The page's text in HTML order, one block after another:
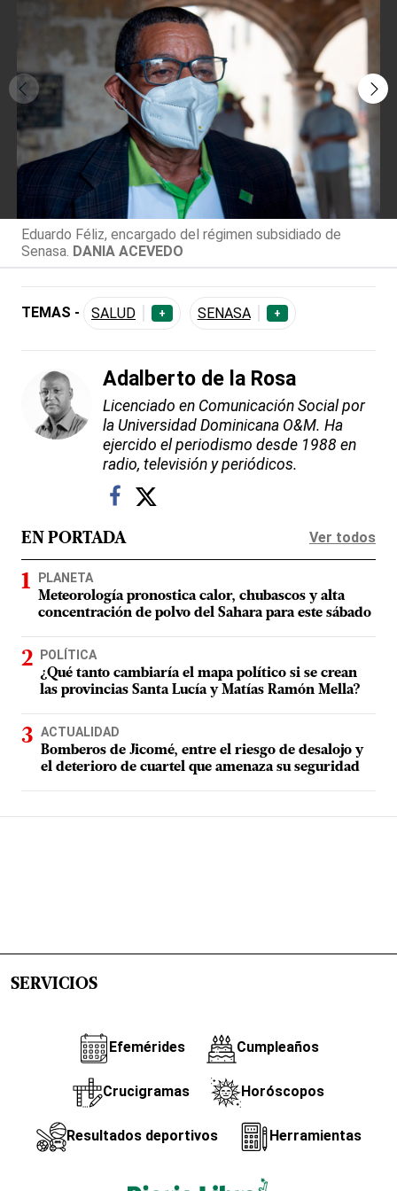
Eduardo Féliz, encargado del régimen subsidiado de
Senasa. DANIA ACEVEDO
TEMAS - SALUD + SENASA +
Adalberto de la Rosa
Licenciado en Comunicación Social por
la Universidad Dominicana O&M. Ha
ejercido el periodismo desde 1988 en
radio, televisión y periódicos.
EN PORTADA Ver todos
PLANETA
Meteorología pronostica calor, chubascos y alta
concentración de polvo del Sahara para este sábado
POLÍTICA
¿Qué tanto cambiaría el mapa político si se crean
las provincias Santa Lucía y Matías Ramón Mella?
ACTUALIDAD
Bomberos de Jicomé, entre el riesgo de desalojo y
el deterioro de cuartel que amenaza su seguridad
SERVICIOS
Efemérides Cumpleaños
Crucigramas Horóscopos
Resultados deportivos Herramientas